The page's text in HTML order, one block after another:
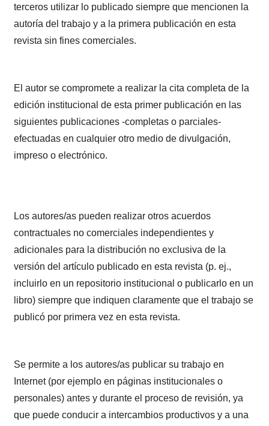
terceros utilizar lo publicado siempre que mencionen la
autoría del trabajo y a la primera publicación en esta
revista sin fines comerciales.
El autor se compromete a realizar la cita completa de la
edición institucional de esta primer publicación en las
siguientes publicaciones -completas o parciales-
efectuadas en cualquier otro medio de divulgación,
impreso o electrónico.
Los autores/as pueden realizar otros acuerdos
contractuales no comerciales independientes y
adicionales para la distribución no exclusiva de la
versión del artículo publicado en esta revista (p. ej.,
incluirlo en un repositorio institucional o publicarlo en un
libro) siempre que indiquen claramente que el trabajo se
publicó por primera vez en esta revista.
Se permite a los autores/as publicar su trabajo en
Internet (por ejemplo en páginas institucionales o
personales) antes y durante el proceso de revisión, ya
que puede conducir a intercambios productivos y a una